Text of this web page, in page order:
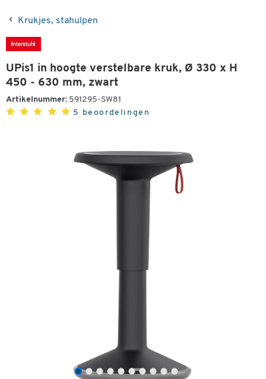
Krukjes, stahulpen
UPis1 in hoogte verstelbare kruk, Ø 330 x H
450 - 630 mm, zwart
Artikelnummer: 591295-SW81
5 beoordelingen